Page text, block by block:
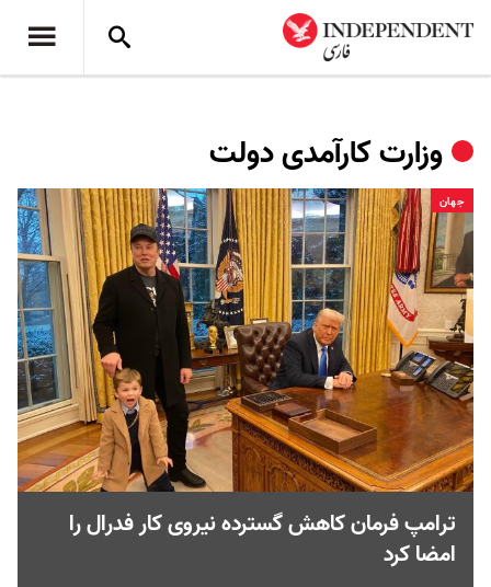
وزارت کارآمدی دولت
جهان
ترامپ فرمان کاهش گسترده نیروی کار فدرال را
امضا کرد